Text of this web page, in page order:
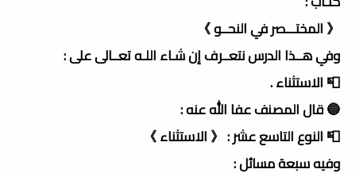
《 المختـــصر في النحــو 》
وفي هــذا الدرس نتعــرف إن شـاء اللـه تعــالى على :
📮 الاستثناء .
🔵 قال المصنف عفا الله عنه :
📮 النوع التاسع عشر : 《 الاستثناء 》
وفيه سبعة مسائل :